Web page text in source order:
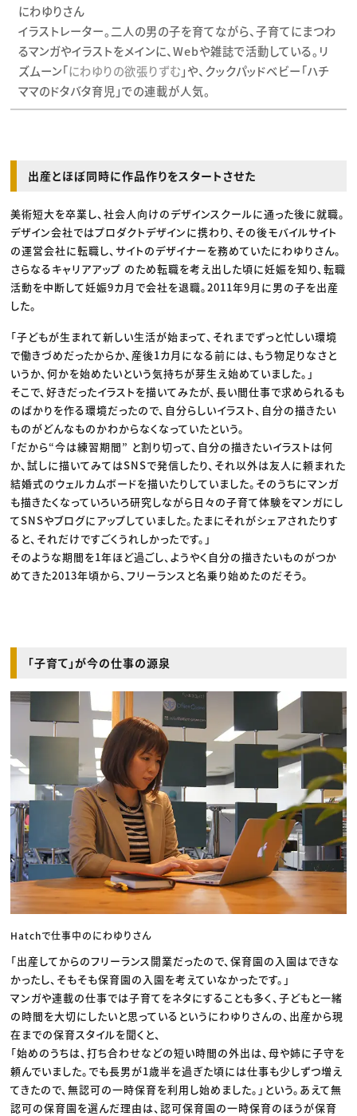
にわゆりさん
イラストレーター。二人の男の子を育てながら、子育てにまつわ
るマンガやイラストをメインに、Webや雑誌で活動している。リ
ズムーン「にわゆりの欲張りずむ」や、クックパッドベビー「ハチ
ママのドタバタ育児」での連載が人気。
出産とほぼ同時に作品作りをスタートさせた
美術短大を卒業し、社会人向けのデザインスクールに通った後に就職。
デザイン会社ではプロダクトデザインに携わり、その後モバイルサイト
の運営会社に転職し、サイトのデザイナーを務めていたにわゆりさん。
さらなるキャリアアップ のため転職を考え出した頃に妊娠を知り、転職
活動を中断して妊娠9カ月で会社を退職。2011年9月に男の子を出産
した。
「子どもが生まれて新しい生活が始まって、それまでずっと忙しい環境
で働きづめだったからか、産後1カ月になる前には、もう物足りなさと
いうか、何かを始めたいという気持ちが芽生え始めていました。」
そこで、好きだったイラストを描いてみたが、長い間仕事で求められるも
のばかりを作る環境だったので、自分らしいイラスト、自分の描きたい
ものがどんなものかわからなくなっていたという。
「だから“今は練習期間” と割り切って、自分の描きたいイラストは何
か、試しに描いてみてはSNSで発信したり、それ以外は友人に頼まれた
結婚式のウェルカムボードを描いたりしていました。そのうちにマンガ
も描きたくなっていろいろ研究しながら日々の子育て体験をマンガにし
てSNSやブログにアップしていました。たまにそれがシェアされたりす
ると、それだけですごくうれしかったです。」
そのような期間を1年ほど過ごし、ようやく自分の描きたいものがつか
めてきた2013年頃から、フリーランスと名乗り始めたのだそう。
「子育て」が今の仕事の源泉
Hatchで仕事中のにわゆりさん
「出産してからのフリーランス開業だったので、保育園の入園はできな
かったし、そもそも保育園の入園を考えていなかったです。」
マンガや連載の仕事では子育てをネタにすることも多く、子どもと一緒
の時間を大切にしたいと思っているというにわゆりさんの、出産から現
在までの保育スタイルを聞くと、
「始めのうちは、打ち合わせなどの短い時間の外出は、母や姉に子守を
頼んでいました。でも長男が1歳半を過ぎた頃には仕事も少しずつ増え
てきたので、無認可の一時保育を利用し始めました。」という。あえて無
認可の保育園を選んだ理由は、認可保育園の一時保育のほうが保育